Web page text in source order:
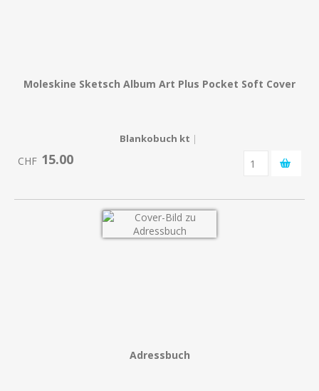
Moleskine Sketsch Album Art Plus Pocket Soft Cover
Blankobuch kt |
CHF 15.00
Adressbuch